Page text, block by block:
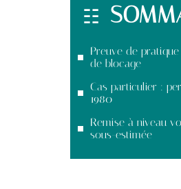
Preuve de
de blocage
Cas particulier :
1980
Remise à niveau
sous-estimée